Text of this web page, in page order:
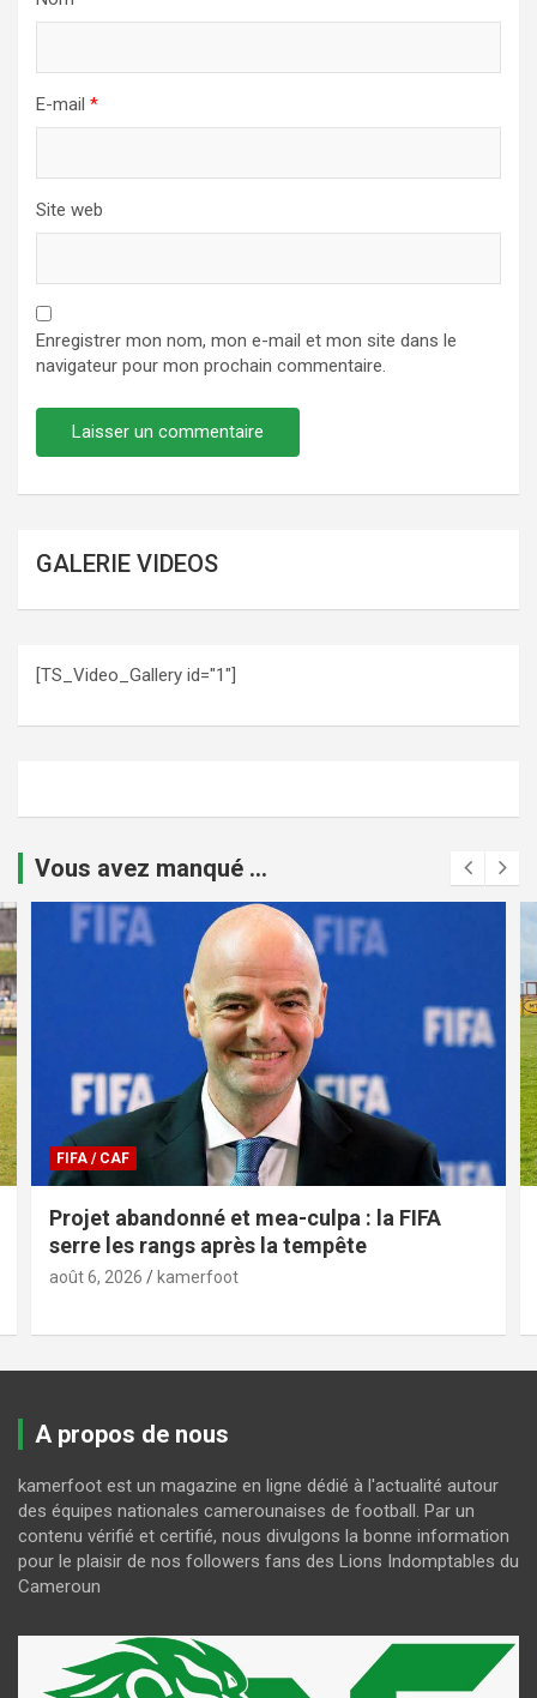
E-mail *
Site web
Enregistrer mon nom, mon e-mail et mon site dans le
navigateur pour mon prochain commentaire.
GALERIE VIDEOS
[TS_Video_Gallery id="1"]
Vous avez manqué ...
FIFA / CAF
Projet abandonné et mea-culpa : la FIFA
serre les rangs après la tempête
août 6, 2026 kamerfoot
A propos de nous
kamerfoot est un magazine en ligne dédié à l'actualité autour
des équipes nationales camerounaises de football. Par un
contenu vérifié et certifié, nous divulgons la bonne information
pour le plaisir de nos followers fans des Lions Indomptables du
Cameroun